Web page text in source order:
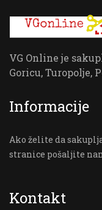
VG Online je
Goricu, Turopolje,
Informacije
Ako želite da
stranice pošaljite
Kontakt